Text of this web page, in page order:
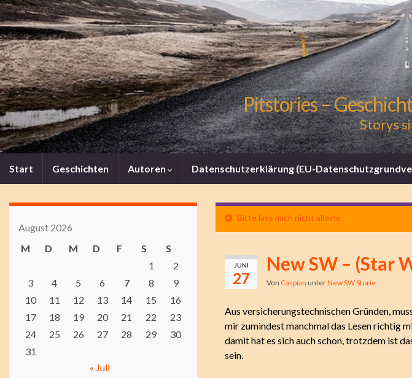
Pitstories –
Storys
Start Geschichten Autoren Datenschutzerklärung (EU-
Bitte lass mich nicht alleine
JUNI
27
New SW – (Star
Von Caspian unterNew SW Storie
Aus versicherungstechnischen Gründen,
mir zumindest manchmal das Lesen richtig
damit hat es sich auch schon, trotzdem ist
sein.
August 2026
M
D M D F S
S
1
2
3
4 5 6 7 8
9
10
11 12 13 14 15
16
17
18 19 20 21 22
23
24
25 26 27 28 29
30
31
« Juli